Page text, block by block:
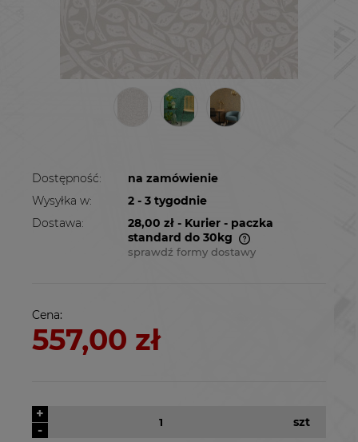
Dostępność:
na zamówienie
Wysyłka w:
2 - 3 tygodnie
Dostawa:
28,00 zł - Kurier - paczka
standard do 30kg
Cena nie zawiera ewentualnych kosztów
sprawdź formy dostawy
Cena:
557,00 zł
-
+
szt